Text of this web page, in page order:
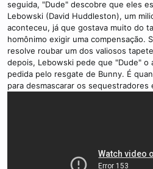
seguida, "Dude" descobre que eles
Lebowski (David Huddleston), um
aconteceu, já que gostava muito do
homônimo exigir uma compensação.
resolve roubar um dos valiosos
depois, Lebowski pede que "Dude" o
pedida pelo resgate de Bunny. É
para desmascarar os